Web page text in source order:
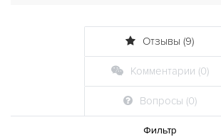
Отзывы (9)
Комментарии (0)
Вопросы (0)
Фильтр